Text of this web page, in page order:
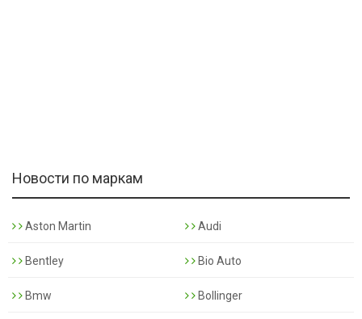
Новости по маркам
Aston Martin Audi
Bentley Bio Auto
Bmw Bollinger